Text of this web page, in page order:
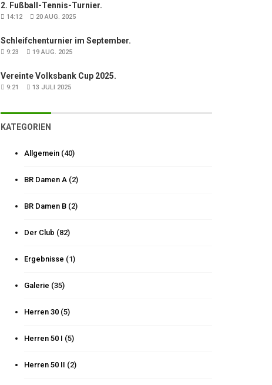
2. Fußball-Tennis-Turnier.
14:12 20 AUG. 2025
Schleifchenturnier im September.
9:23 19 AUG. 2025
Vereinte Volksbank Cup 2025.
9:21 13 JULI 2025
KATEGORIEN
Allgemein (40)
BR Damen A (2)
BR Damen B (2)
Der Club (82)
Ergebnisse (1)
Galerie (35)
Herren 30 (5)
Herren 50 I (5)
Herren 50 II (2)